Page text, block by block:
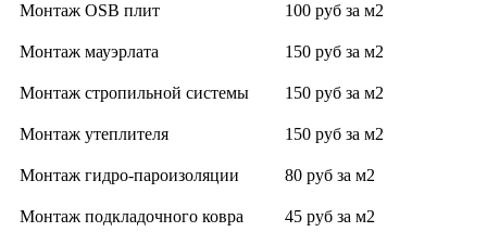
Монтаж OSB плит 100 руб за м2
Монтаж мауэрлата 150 руб за м2
Монтаж стропильной системы 150 руб за м2
Монтаж утеплителя 150 руб за м2
Монтаж гидро-пароизоляции 80 руб за м2
Монтаж подкладочного ковра 45 руб за м2